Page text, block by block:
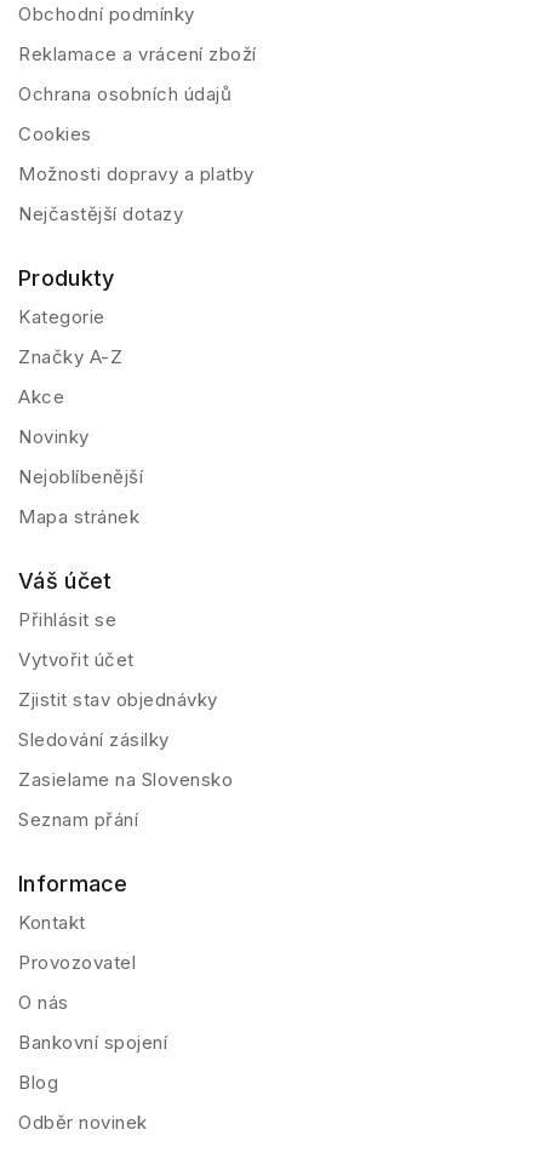
Obchodní podmínky
Reklamace a vrácení zboží
Ochrana osobních údajů
Cookies
Možnosti dopravy a platby
Nejčastější dotazy
Produkty
Kategorie
Značky A-Z
Akce
Novinky
Nejoblíbenější
Mapa stránek
Váš účet
Přihlásit se
Vytvořit účet
Zjistit stav objednávky
Sledování zásilky
Zasielame na Slovensko
Seznam přání
Informace
Kontakt
Provozovatel
O nás
Bankovní spojení
Blog
Odběr novinek